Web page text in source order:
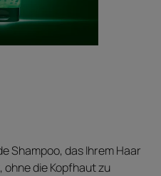
Shampoo, das Ihrem Haar
die Kopfhaut zu